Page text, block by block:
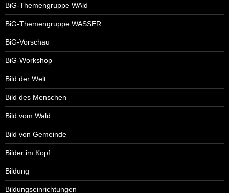
BiG-Themengruppe WAld
BiG-Themengruppe WASSER
BiG-Vorschau
BiG-Workshop
Bild der Welt
Bild des Menschen
Bild vom Wald
Bild von Gemeinde
Bilder im Kopf
Bildung
Bildungseinrichtungen